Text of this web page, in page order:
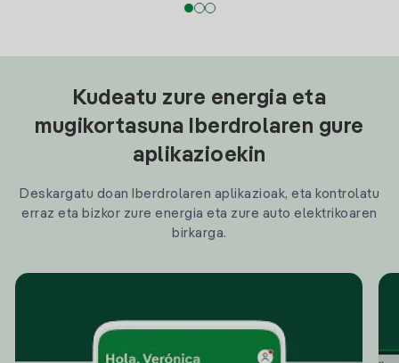
Kudeatu zure energia eta
mugikortasuna Iberdrolaren gure
aplikazioekin
Deskargatu doan Iberdrolaren aplikazioak, eta kontrolatu
erraz eta bizkor zure energia eta zure auto elektrikoaren
birkarga.